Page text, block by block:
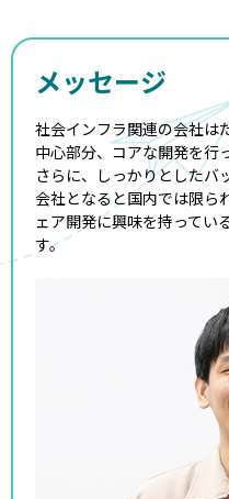
メッセージ
社会インフラ関連の会社は
中心部分、コアな開発を行
さらに、しっかりとしたバ
会社となると国内では限ら
ェア開発に興味を持ってい
す。